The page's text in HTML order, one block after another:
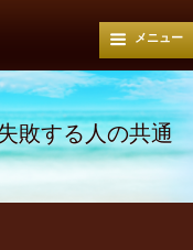
メニュー
敗する人の共通